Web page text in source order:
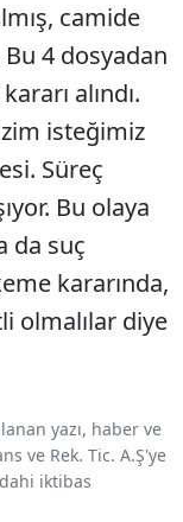
camide
4 dosyadan
alındı.
isteğimiz
Süreç
Bu olaya
da suç
kararında,
olmalılar diye
yazı, haber ve
ve Rek. Tic. A.Ş'ye
iktibas